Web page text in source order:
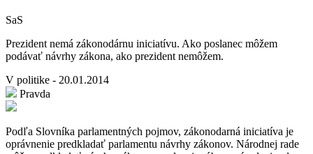
SaS
Prezident nemá zákonodárnu iniciatívu. Ako poslanec môžem
podávať návrhy zákona, ako prezident nemôžem.
V politike - 20.01.2014
Pravda
Podľa Slovníka parlamentných pojmov, zákonodarná iniciatíva je
oprávnenie predkladať parlamentu návrhy zákonov. Národnej rade